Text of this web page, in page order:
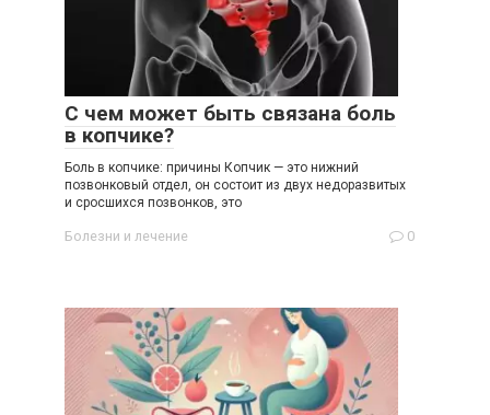
С чем может быть связана боль
в копчике?
Боль в копчике: причины Копчик — это нижний
позвонковый отдел, он состоит из двух недоразвитых
и сросшихся позвонков, это
Болезни и лечение 0